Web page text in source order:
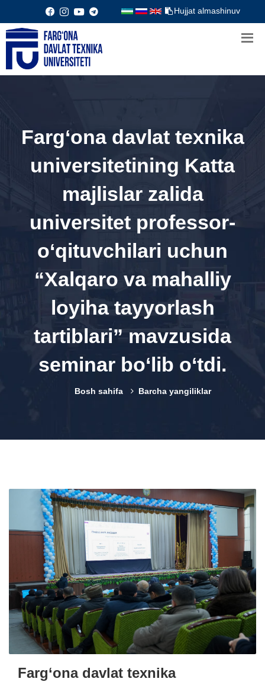
Hujjat almashinuv
Farg‘ona davlat texnika
universitetining Katta
majlislar zalida
universitet professor-
o‘qituvchilari uchun
“Xalqaro va mahalliy
loyiha tayyorlash
tartiblari” mavzusida
seminar bo‘lib o‘tdi.
Bosh sahifa Barcha yangiliklar
Farg‘ona davlat texnika